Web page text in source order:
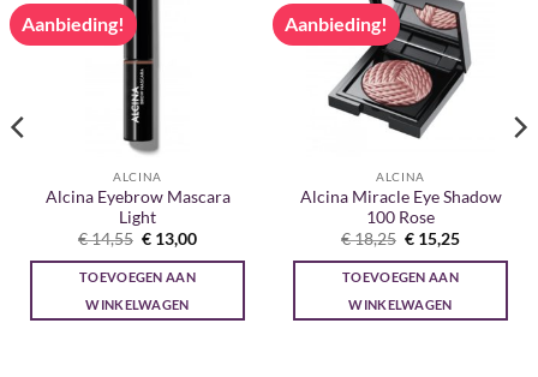
Aanbieding!
ALCINA
Alcina Eyebrow Mascara
Light
€14,55 Oorspronkelijke
prijs
was:
€ 14,55.
€ 13,00Huidige
is:
TOEVOEGEN AAN
WINKELWAGEN
Aanbieding!
ALCINA
Alcina Miracle Eye Shadow
100 Rose
€18,25 Oorspronkelijke
prijs
was:
€ 18,25.
€ 15,25Huidige
is:
TOEVOEGEN AAN
WINKELWAGEN